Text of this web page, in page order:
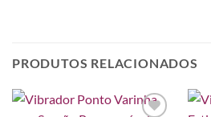
PRODUTOS RELACIONADOS